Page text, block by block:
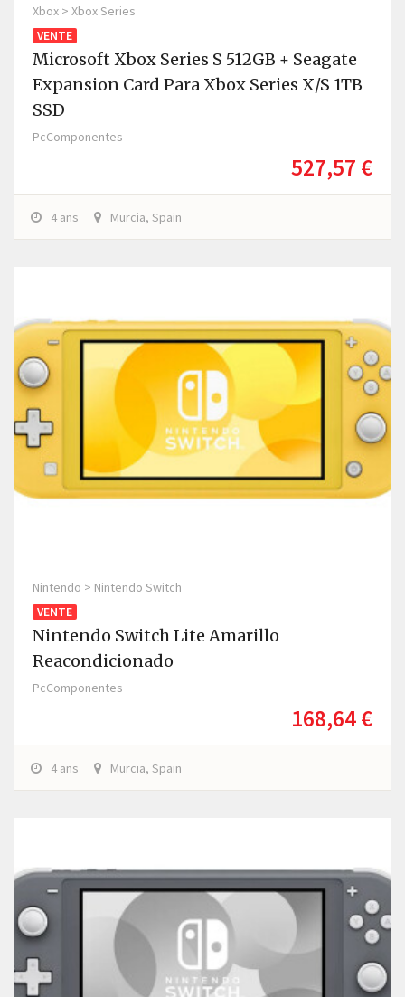
Xbox > Xbox Series
VENTE
Microsoft Xbox Series S 512GB + Seagate
Expansion Card Para Xbox Series X/S 1TB
SSD
PcComponentes
527,57 €
4 ans Murcia, Spain
Nintendo > Nintendo Switch
VENTE
Nintendo Switch Lite Amarillo
Reacondicionado
PcComponentes
168,64 €
4 ans Murcia, Spain